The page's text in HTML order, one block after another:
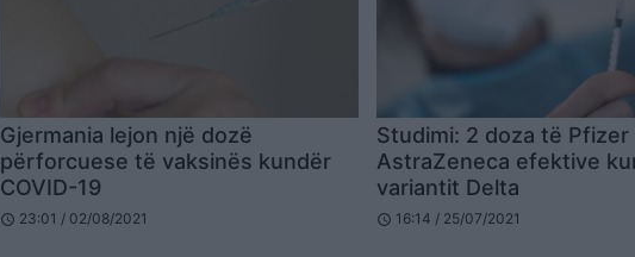
Gjermania lejon një dozë
përforcuese të vaksinës kundër
COVID-19
schedule 23:01 / 02/08/2021
Studimi: 2 doza të Pfizer
AstraZeneca efektive
variantit Delta
schedule 16:14 / 25/07/2021